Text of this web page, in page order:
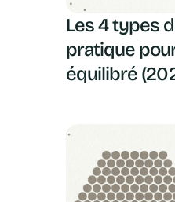
Les 4 types
pratique
équilibré